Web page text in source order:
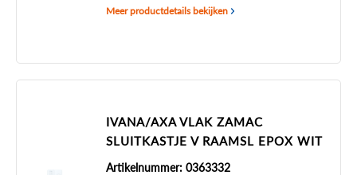
Meer productdetails bekijken
IVANA/AXA VLAK ZAMAC
SLUITKASTJE V RAAMSL EPOX WIT
Artikelnummer: 0363332